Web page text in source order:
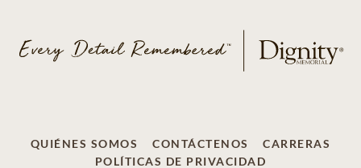
QUIÉNES SOMOS CONTÁCTENOS
CARRERAS
POLÍTICAS DE PRIVACIDAD